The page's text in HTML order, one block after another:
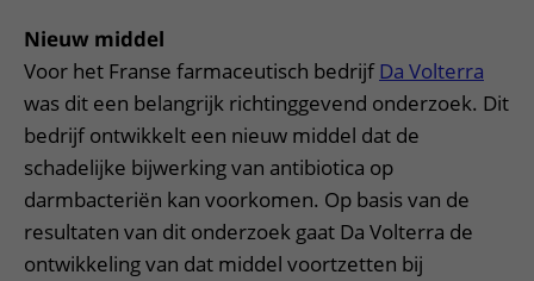
Nieuw middel
Voor het Franse farmaceutisch bedrijfDa Volterra
was dit een belangrijk richtinggevend onderzoek. Dit
bedrijf ontwikkelt een nieuw middel dat de
schadelijke bijwerking van antibiotica op
darmbacteriën kan voorkomen. Op basis van de
resultaten van dit onderzoek gaat Da Volterra de
ontwikkeling van dat middel voortzetten bij